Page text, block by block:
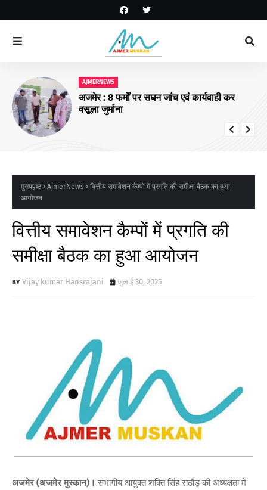
AJMERNEWS
अजमेर : 8 फर्मों पर सघन जांच एवं कार्यवाही कर
वसूला जुर्माना
मुख्यपृष्ठ AjmerNews
वित्तीय समावेशन कैम्पों में प्रगति की समीक्षा बैठक का हुआ
आयोजन
वित्तीय समावेशन कैम्पों में प्रगति की
समीक्षा बैठक का हुआ आयोजन
Vijay kumar Hansrajani जुलाई 30, 2025
अजमेर (अजमेर मुस्कान)। संभागीय आयुक्त शक्ति सिंह राठौड़ की अध्यक्षता में